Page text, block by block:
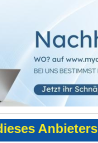
Anbieters